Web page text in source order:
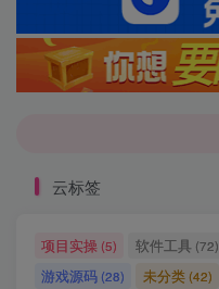
云标签
项目实操 (5) 软件工具 (72)
游戏源码 (28) 未分类(42)